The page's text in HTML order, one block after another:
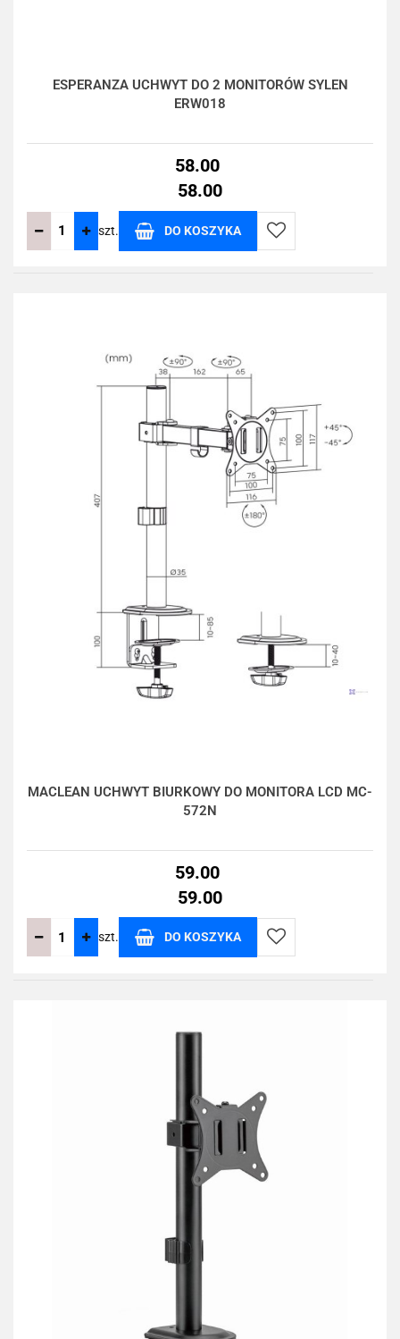
ESPERANZA UCHWYT DO 2 MONITORÓW SYLEN
ERW018
58.00
58.00
szt. DO KOSZYKA
Do
MACLEAN UCHWYT BIURKOWY DO MONITORA LCD MC-
572N
59.00
59.00
szt. DO KOSZYKA
Do